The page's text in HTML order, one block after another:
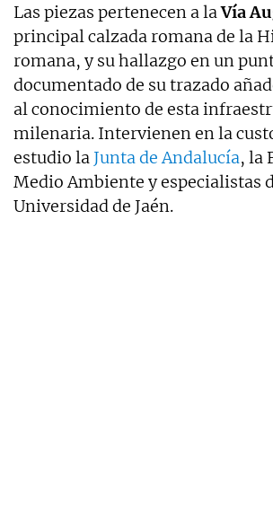
Las piezas pertenecen a laVía
principal calzada romana de la
romana, y su hallazgo en un
documentado de su trazado
al conocimiento de esta
milenaria. Intervienen en la
estudio la Junta de Andalucía, la
Medio Ambiente y especialistas
Universidad de Jaén.